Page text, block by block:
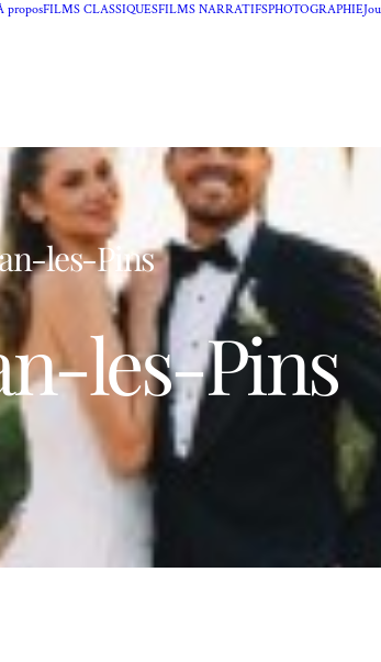
proposFILMS CLASSIQUESFILMS NARRATIFSPHOTOGRAPHIE
les-Pins
les-Pins